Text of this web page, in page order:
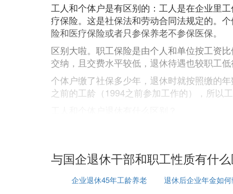
工人和个体户是有区别的：工人是在企业里工
疗保险。这是社保法和劳动合同法规定的。
险和医疗保险或者只参保养老不参保医保。
区别大啦。职工保险是由个人和单位按工资
交纳，且交费水平较低，退休待遇也较职工低
个体户缴了社保多少年，退休时就按照缴的
之前的工龄（1994之前参加工作的），所以
工人缴纳社保，医保，还有人身意外保都是
的养老金 也不同，一般灵活就业人员退休后
际参加工作年限算的，这样，工人的退休后
样还影响了个体户退休后的养老金调整，因
与国企退休干部和职工性质有什
企业退休45年工龄养老
退休后企业年金如